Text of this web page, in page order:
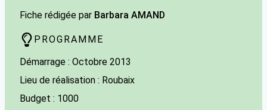
Fiche rédigée par Barbara AMAND
PROGRAMME
Démarrage : Octobre 2013
Lieu de réalisation : Roubaix
Budget : 1000